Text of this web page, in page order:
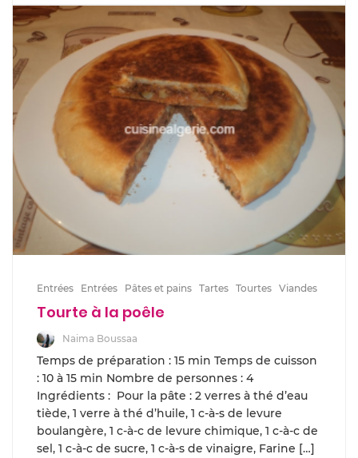
Entrées Entrées Pâtes et pains Tartes Tourtes Viandes
Tourte à la poêle
Naima Boussaa
Temps de préparation : 15 min Temps de cuisson
: 10 à 15 min Nombre de personnes : 4
Ingrédients : Pour la pâte : 2 verres à thé d’eau
tiède, 1 verre à thé d’huile, 1 c-à-s de levure
boulangère, 1 c-à-c de levure chimique, 1 c-à-c de
sel, 1 c-à-c de sucre, 1 c-à-s de vinaigre, Farine […]